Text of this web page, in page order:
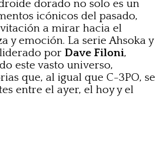
dorado no solo es un
icónicos del pasado,
a mirar hacia el
y emoción. La serie Ahsoka y
por Dave Filoni,
este vasto universo,
que, al igual que C-3PO, se
entre el ayer, el hoy y el